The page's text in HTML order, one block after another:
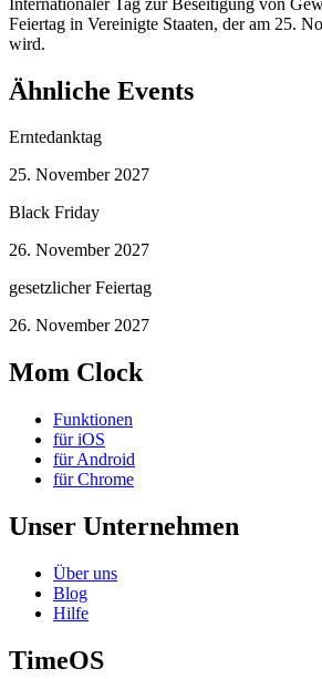
Feiertag in Vereinigte Staaten, der am 25.
wird.
Ähnliche Events
Erntedanktag
25. November 2027
Black Friday
26. November 2027
gesetzlicher Feiertag
26. November 2027
Mom Clock
Funktionen
für iOS
für Android
für Chrome
Unser Unternehmen
Über uns
Blog
Hilfe
TimeOS